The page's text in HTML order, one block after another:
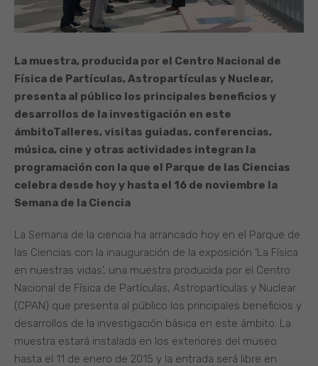
La muestra, producida por el Centro Nacional de
Física de Partículas, Astropartículas y Nuclear,
presenta al público los principales beneficios y
desarrollos de la investigación en este
ámbitoTalleres, visitas guiadas, conferencias,
música, cine y otras actividades integran la
programación con la que el Parque de las Ciencias
celebra desde hoy y hasta el 16 de noviembre la
Semana de la Ciencia
La Semana de la ciencia ha arrancado hoy en el Parque de
las Ciencias con la inauguración de la exposición ‘La Física
en nuestras vidas’, una muestra producida por el Centro
Nacional de Física de Partículas, Astropartículas y Nuclear
(CPAN) que presenta al público los principales beneficios y
desarrollos de la investigación básica en este ámbito. La
muestra estará instalada en los exteriores del museo
hasta el 11 de enero de 2015 y la entrada será libre en